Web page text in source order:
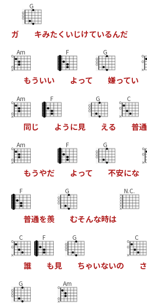
ガ
G
キみたく いじけているんだ
Am
もういい
F
よって
G
嫌ってい
Am
同じ
F
よう に見
G
える
C
普通
Am
もうやだ
F
よって
G
不安にな
F
普通を羨
G
むそんな時は
N.C.
C
誰
F
も見
G
ちゃいないの
C
さ
G Am